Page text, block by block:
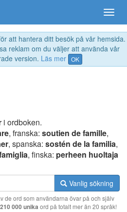
att hantera ditt besök på vår hemsida.
reklam om du väljer att använda vår
version. Läs mer OK
i ordboken.
, franska: soutien de famille,
, spanska: sostén de la familia,
, finska: perheen huoltaja
Vanlig sökning
de ord som användarna övar på och själv
210 000 unika ord på totalt mer än 20 språk!